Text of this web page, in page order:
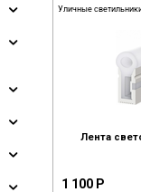
Уличные
Лента
1 100 Р